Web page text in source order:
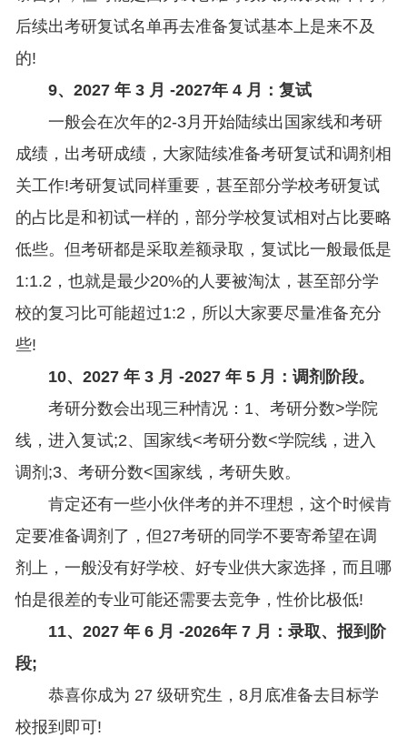
后续出考研复试名单再去准备复试基本上是来不及
的!
9、2027 年 3 月 -2027年 4 月：复试
一般会在次年的2-3月开始陆续出国家线和考研
成绩，出考研成绩，大家陆续准备考研复试和调剂相
关工作!考研复试同样重要，甚至部分学校考研复试
的占比是和初试一样的，部分学校复试相对占比要略
低些。但考研都是采取差额录取，复试比一般最低是
1:1.2，也就是最少20%的人要被淘汰，甚至部分学
校的复习比可能超过1:2，所以大家要尽量准备充分
些!
10、2027 年 3 月 -2027 年 5 月：调剂阶段。
考研分数会出现三种情况：1、考研分数>学院
线，进入复试;2、国家线<考研分数<学院线，进入
调剂;3、考研分数<国家线，考研失败。
肯定还有一些小伙伴考的并不理想，这个时候肯
定要准备调剂了，但27考研的同学不要寄希望在调
剂上，一般没有好学校、好专业供大家选择，而且哪
怕是很差的专业可能还需要去竞争，性价比极低!
11、2027 年 6 月 -2026年 7 月：录取、报到阶
段;
恭喜你成为 27 级研究生，8月底准备去目标学
校报到即可!